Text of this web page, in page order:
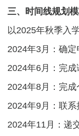
三、时间线规划
以2025年秋季入
2024年3月：确
2024年6月：完成
2024年8月：完
2024年9月：联系
2024年11月：递